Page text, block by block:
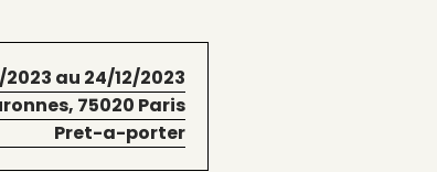
2023 au 24/12/2023
75020 Paris
Pret-a-porter